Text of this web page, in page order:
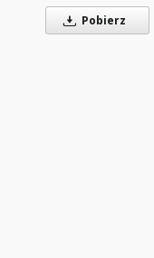
Pobierz